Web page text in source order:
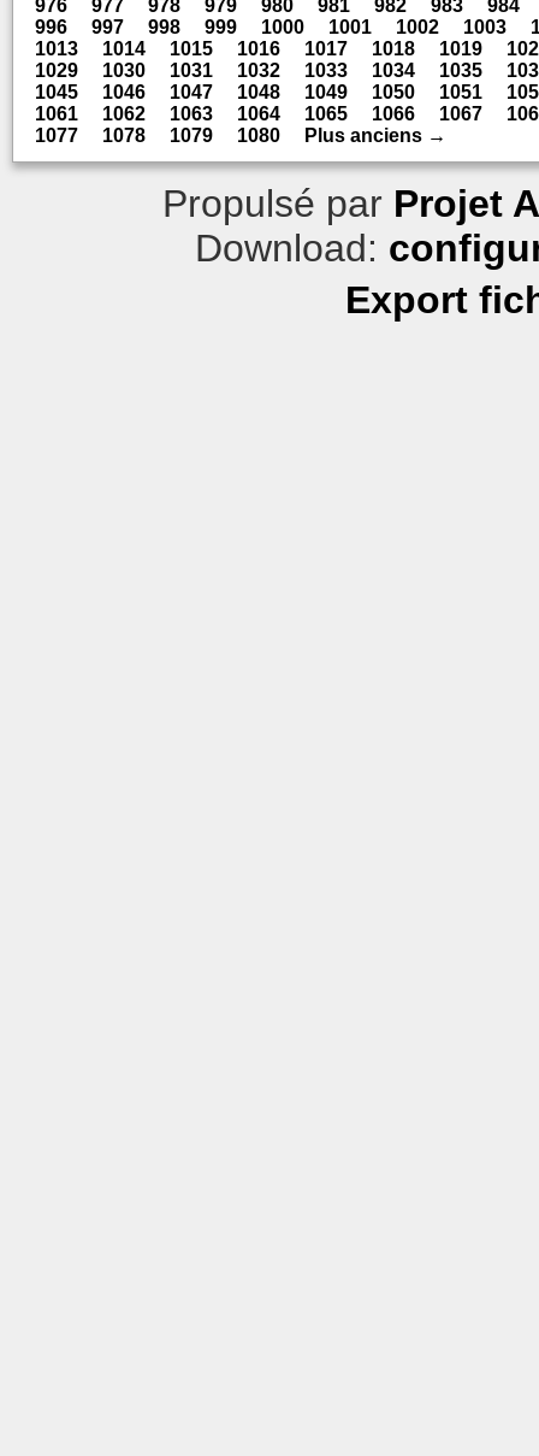
976
977 978 979 980 981 982 983
984
996
997 998 999 1000 1001 1002 1003
1013
1014 1015 1016 1017 1018 1019
1029
1030 1031 1032 1033 1034 1035
1045
1046 1047 1048 1049 1050 1051
1061
1062 1063 1064 1065 1066 1067
1077
1078 1079 1080 Plus anciens →
Propulsé par Projet
Download:
Export